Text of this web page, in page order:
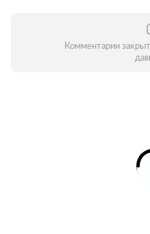
Комментарии